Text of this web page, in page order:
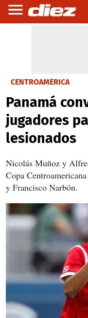
CENTROAMÉRICA
Panamá
jugadores
lesionados
Nicolás Muñoz y
Copa
y Francisco Narbón.